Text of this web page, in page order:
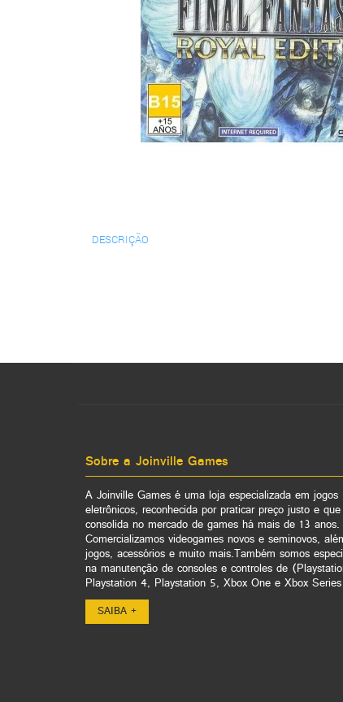
DESCRIÇÃO
Sobre a Joinville Games
A Joinville Games é uma loja especializada em jogos
eletrônicos, reconhecida por praticar preço justo e
consolida no mercado de games há mais de 13 anos.
Comercializamos videogames novos e seminovos,
jogos, acessórios e muito mais.Também somos
na manutenção de consoles e controles de
Playstation 4, Playstation 5, Xbox One e Xbox
SAIBA +